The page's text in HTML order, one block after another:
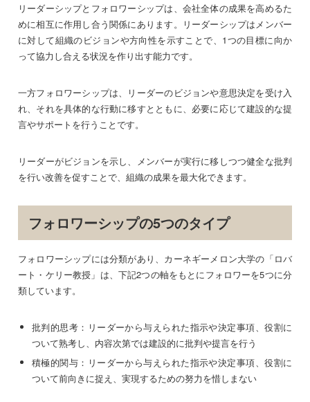
リーダーシップとフォロワーシップは、会社全体の成果を高めるた
めに相互に作用し合う関係にあります。リーダーシップはメンバー
に対して組織のビジョンや方向性を示すことで、1つの目標に向か
って協力し合える状況を作り出す能力です。
一方フォロワーシップは、リーダーのビジョンや意思決定を受け入
れ、それを具体的な行動に移すとともに、必要に応じて建設的な提
言やサポートを行うことです。
リーダーがビジョンを示し、メンバーが実行に移しつつ健全な批判
を行い改善を促すことで、組織の成果を最大化できます。
フォロワーシップの5つのタイプ
フォロワーシップには分類があり、カーネギーメロン大学の「ロバ
ート・ケリー教授」は、下記2つの軸をもとにフォロワーを5つに分
類しています。
批判的思考：リーダーから与えられた指示や決定事項、役割に
ついて熟考し、内容次第では建設的に批判や提言を行う
積極的関与：リーダーから与えられた指示や決定事項、役割に
ついて前向きに捉え、実現するための努力を惜しまない